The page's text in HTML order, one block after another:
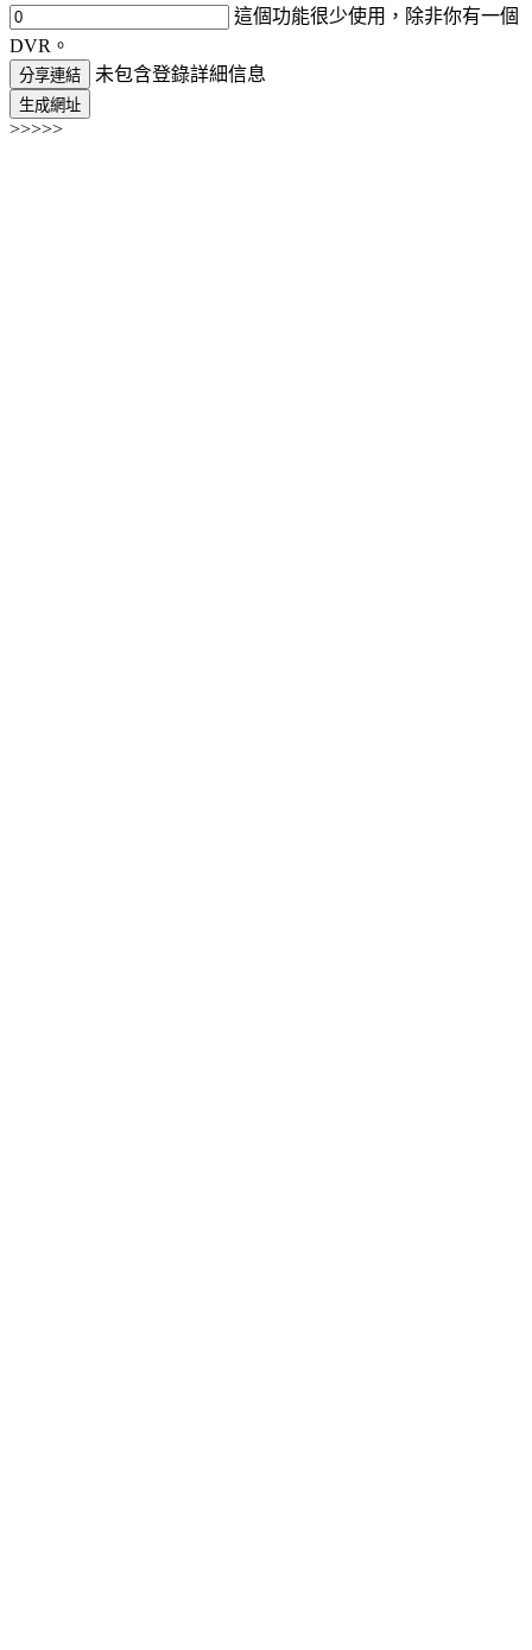
這個功能很少使用，除非你有一個
DVR。
分享連結 未包含登錄詳細信息
生成網址
>>>>>